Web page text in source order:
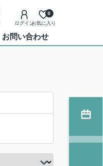
ログインお気に入り
0
お問い合わせ